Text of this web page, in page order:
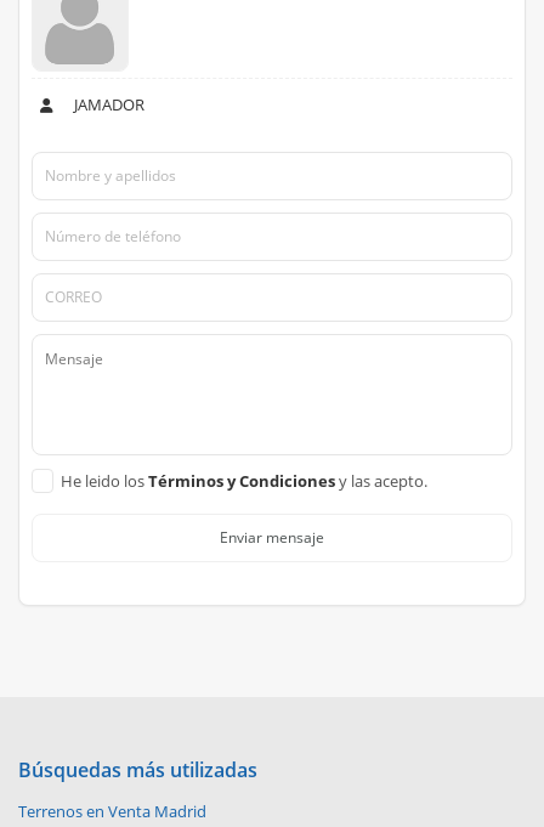
JAMADOR
He leido losTérminos y Condicionesy las acepto.
Enviar mensaje
Búsquedas más utilizadas
Terrenos en Venta Madrid